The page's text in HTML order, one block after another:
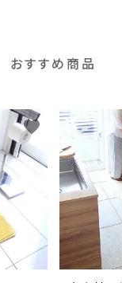
おすすめ商品
favorite